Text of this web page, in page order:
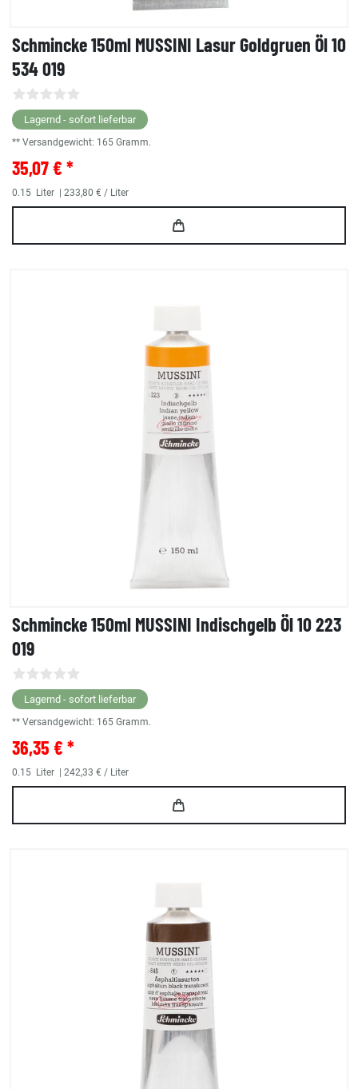
Schmincke 150ml MUSSINI Lasur Goldgruen Öl 10
534 019
Lagernd - sofort lieferbar
** Versandgewicht: 165 Gramm.
35,07 € *
0.15 Liter | 233,80 € / Liter
Schmincke 150ml MUSSINI Indischgelb Öl 10 223
019
Lagernd - sofort lieferbar
** Versandgewicht: 165 Gramm.
36,35 € *
0.15 Liter | 242,33 € / Liter